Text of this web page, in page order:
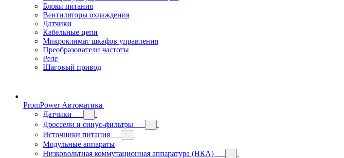
Блоки питания
Вентиляторы охлаждения
Датчики
Кабельные цепи
Микроклимат шкафов управления
Преобразователи частоты
Реле
Шаговый привод
PromPower Автоматика
Датчики
Дроссели и синус-фильтры
Источники питания
Модульные аппараты
Низковольтная коммутационная аппаратура (НКА)